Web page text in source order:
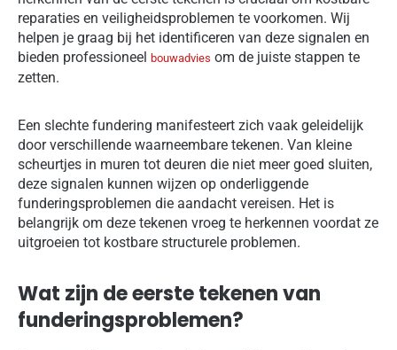
reparaties en veiligheidsproblemen te voorkomen. Wij
helpen je graag bij het identificeren van deze signalen en
bieden professioneel bouwadvies om de juiste stappen te
zetten.
Een slechte fundering manifesteert zich vaak geleidelijk
door verschillende waarneembare tekenen. Van kleine
scheurtjes in muren tot deuren die niet meer goed sluiten,
deze signalen kunnen wijzen op onderliggende
funderingsproblemen die aandacht vereisen. Het is
belangrijk om deze tekenen vroeg te herkennen voordat ze
uitgroeien tot kostbare structurele problemen.
Wat zijn de eerste tekenen van
funderingsproblemen?